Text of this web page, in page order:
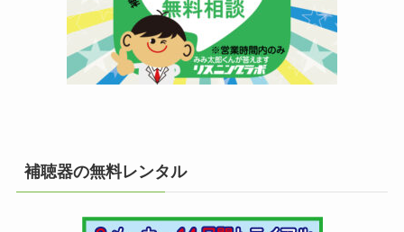
補聴器の無料レンタル